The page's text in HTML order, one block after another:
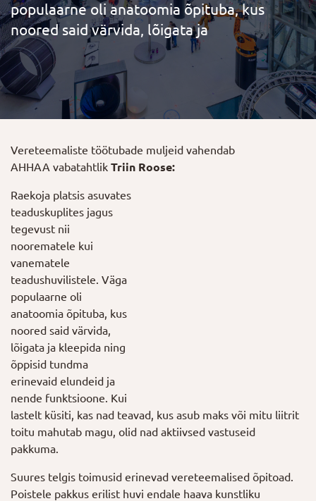
populaarne oli anatoomia õpituba, kus
noored said värvida, lõigata ja
Vereteemaliste töötubade muljeid vahendab
AHHAA vabatahtlik Triin Roose:
Raekoja platsis asuvates
teaduskuplites jagus
tegevust nii
noorematele kui
vanematele
teadushuvilistele. Väga
populaarne oli
anatoomia õpituba, kus
noored said värvida,
lõigata ja kleepida ning
õppisid tundma
erinevaid elundeid ja
nende funktsioone. Kui
lastelt küsiti, kas nad teavad, kus asub maks või mitu liitrit
toitu mahutab magu, olid nad aktiivsed vastuseid
pakkuma.
Suures telgis toimusid erinevad vereteemalised õpitoad.
Poistele pakkus erilist huvi endale haava kunstliku